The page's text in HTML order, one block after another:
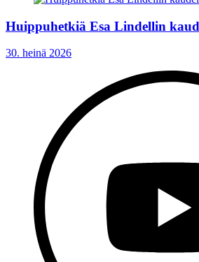
Huippuhetkiä Esa Lindellin
30. heinä 2026